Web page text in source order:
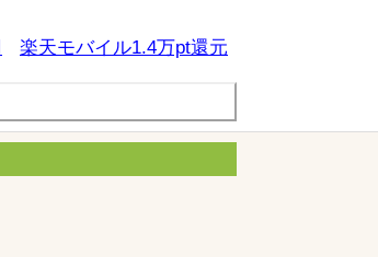
楽天モバイル1.4万pt還元